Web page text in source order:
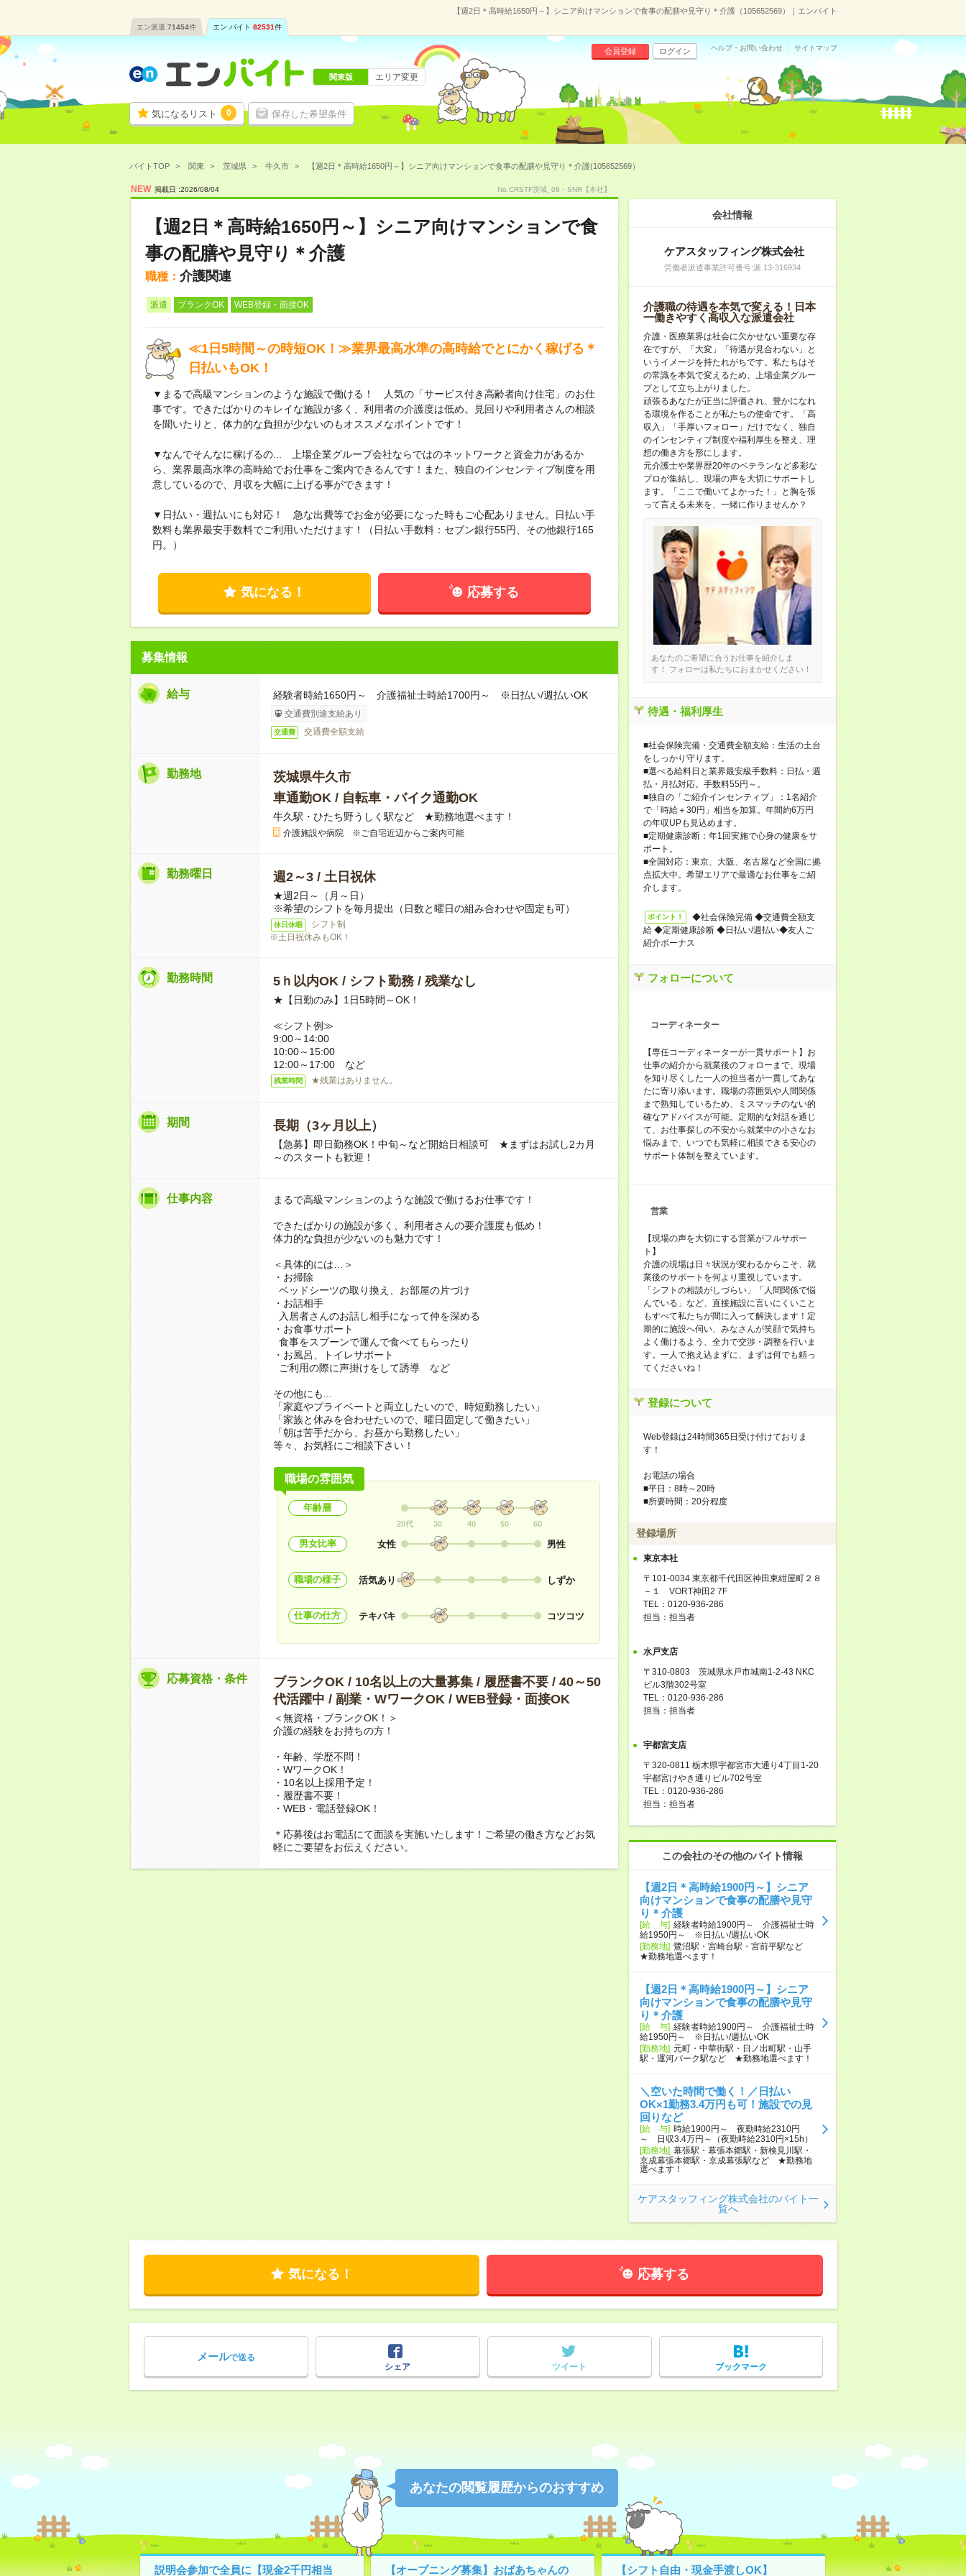
【週2日＊高時給1650円～】シニア向けマンションで食事の配膳や見守り＊介護（105652569）｜エンバイト
エン派遣 71454件 エン バイト 82531件
気になるリスト 0 保存した希望条件
会員登録 ログイン ヘルプ・お問い合わせ サイトマップ
関東版 エリア変更
バイトTOP 関東 茨城県 牛久市 【週2日＊高時給1650円～】シニア向けマンションで食事の配膳や見守り＊介護(105652569）
NEW 掲載日 :2026/08/04 No.CRSTF茨城_08・SNR【本社】
【週2日＊高時給1650円～】シニア向けマンションで食
事の配膳や見守り＊介護
職種： 介護関連
派遣 ブランクOK WEB登録・面接OK
≪1日5時間～の時短OK！≫業界最高水準の高時給でとにかく稼げる＊
日払いもOK！
▼まるで高級マンションのような施設で働ける！ 人気の「サービス付き高齢者向け住宅」のお仕
事です。できたばかりのキレイな施設が多く、利用者の介護度は低め。見回りや利用者さんの相談
を聞いたりと、体力的な負担が少ないのもオススメなポイントです！
▼なんでそんなに稼げるの... 上場企業グループ会社ならではのネットワークと資金力があるか
ら、業界最高水準の高時給でお仕事をご案内できるんです！また、独自のインセンティブ制度を用
意しているので、月収を大幅に上げる事ができます！
▼日払い・週払いにも対応！ 急な出費等でお金が必要になった時もご心配ありません。日払い手
数料も業界最安手数料でご利用いただけます！（日払い手数料：セブン銀行55円、その他銀行165
円。）
気になる！ 応募する
募集情報
給与 経験者時給1650円～ 介護福祉士時給1700円～ ※日払い/週払いOK
交通費別途支給あり
交通費 交通費全額支給
勤務地
茨城県牛久市
車通勤OK / 自転車・バイク通勤OK
牛久駅・ひたち野うしく駅など ★勤務地選べます！
介護施設や病院 ※ご自宅近辺からご案内可能
勤務曜日 週2～3 / 土日祝休
★週2日～（月～日）
※希望のシフトを毎月提出（日数と曜日の組み合わせや固定も可）
休日休暇
シフト制
※土日祝休みもOK！
勤務時間 5ｈ以内OK / シフト勤務 / 残業なし
★【日勤のみ】1日5時間～OK！
≪シフト例≫
9:00～14:00
10:00～15:00
12:00～17:00 など
残業時間 ★残業はありません。
期間 長期（3ヶ月以上）
【急募】即日勤務OK！中旬～など開始日相談可 ★まずはお試し2カ月
～のスタートも歓迎！
仕事内容 まるで高級マンションのような施設で働けるお仕事です！
できたばかりの施設が多く、利用者さんの要介護度も低め！
体力的な負担が少ないのも魅力です！
＜具体的には…＞
・お掃除
ベッドシーツの取り換え、お部屋の片づけ
・お話相手
入居者さんのお話し相手になって仲を深める
・お食事サポート
食事をスプーンで運んで食べてもらったり
・お風呂、トイレサポート
ご利用の際に声掛けをして誘導 など
その他にも...
「家庭やプライベートと両立したいので、時短勤務したい」
「家族と休みを合わせたいので、曜日固定して働きたい」
「朝は苦手だから、お昼から勤務したい」
等々、お気軽にご相談下さい！
職場の雰囲気
年齢層
20代 30 40 50 60
男女比率 女性 男性
職場の様子 活気あり しずか
仕事の仕方 テキパキ コツコツ
応募資格・条件
ブランクOK / 10名以上の大量募集 / 履歴書不要 / 40～50
代活躍中 / 副業・WワークOK / WEB登録・面接OK
＜無資格・ブランクOK！＞
介護の経験をお持ちの方！
・年齢、学歴不問！
・WワークOK！
・10名以上採用予定！
・履歴書不要！
・WEB・電話登録OK！
＊応募後はお電話にて面談を実施いたします！ご希望の働き方などお気
軽にご要望をお伝えください。
会社情報
ケアスタッフィング株式会社
労働者派遣事業許可番号:派 13-316934
介護職の待遇を本気で変える！日本
一働きやすく高収入な派遣会社
介護・医療業界は社会に欠かせない重要な存
在ですが、「大変」「待遇が見合わない」と
いうイメージを持たれがちです。私たちはそ
の常識を本気で変えるため、上場企業グルー
プとして立ち上がりました。
頑張るあなたが正当に評価され、豊かになれ
る環境を作ることが私たちの使命です。「高
収入」「手厚いフォロー」だけでなく、独自
のインセンティブ制度や福利厚生を整え、理
想の働き方を形にします。
元介護士や業界歴20年のベテランなど多彩な
プロが集結し、現場の声を大切にサポートし
ます。「ここで働いてよかった！」と胸を張
って言える未来を、一緒に作りませんか？
あなたのご希望に合うお仕事を紹介しま
す！ フォローは私たちにおまかせください！
待遇・福利厚生
■社会保険完備・交通費全額支給：生活の土台
をしっかり守ります。
■選べる給料日と業界最安級手数料：日払・週
払・月払対応。手数料55円～。
■独自の「ご紹介インセンティブ」：1名紹介
で「時給＋30円」相当を加算。年間約6万円
の年収UPも見込めます。
■定期健康診断：年1回実施で心身の健康をサ
ポート。
■全国対応：東京、大阪、名古屋など全国に拠
点拡大中。希望エリアで最適なお仕事をご紹
介します。
ポイント！
◆社会保険完備 ◆交通費全額支
給 ◆定期健康診断 ◆日払い/週払い◆友人ご
紹介ボーナス
フォローについて
コーディネーター
【専任コーディネーターが一貫サポート】お
仕事の紹介から就業後のフォローまで、現場
を知り尽くした一人の担当者が一貫してあな
たに寄り添います。職場の雰囲気や人間関係
まで熟知しているため、ミスマッチのない的
確なアドバイスが可能。定期的な対話を通じ
て、お仕事探しの不安から就業中の小さなお
悩みまで、いつでも気軽に相談できる安心の
サポート体制を整えています。
営業
【現場の声を大切にする営業がフルサポー
ト】
介護の現場は日々状況が変わるからこそ、就
業後のサポートを何より重視しています。
「シフトの相談がしづらい」「人間関係で悩
んでいる」など、直接施設に言いにくいこと
もすべて私たちが間に入って解決します！定
期的に施設へ伺い、みなさんが笑顔で気持ち
よく働けるよう、全力で交渉・調整を行いま
す。一人で抱え込まずに、まずは何でも頼っ
てくださいね！
登録について
Web登録は24時間365日受け付けておりま
す！
お電話の場合
■平日：8時～20時
■所要時間：20分程度
登録場所
東京本社
〒101-0034 東京都千代田区神田東紺屋町２８
－１ VORT神田2 7F
TEL：0120-936-286
担当：担当者
水戸支店
〒310-0803 茨城県水戸市城南1-2-43 NKC
ビル3階302号室
TEL：0120-936-286
担当：担当者
宇都宮支店
〒320-0811 栃木県宇都宮市大通り4丁目1-20
宇都宮けやき通りビル702号室
TEL：0120-936-286
担当：担当者
この会社のその他のバイト情報
【週2日＊高時給1900円～】シニア
向けマンションで食事の配膳や見守
り＊介護
[給 与] 経験者時給1900円～ 介護福祉士時
給1950円～ ※日払い/週払いOK
[勤務地] 鷺沼駅・宮崎台駅・宮前平駅など
★勤務地選べます！
【週2日＊高時給1900円～】シニア
向けマンションで食事の配膳や見守
り＊介護
[給 与] 経験者時給1900円～ 介護福祉士時
給1950円～ ※日払い/週払いOK
[勤務地] 元町・中華街駅・日ノ出町駅・山手
駅・運河パーク駅など ★勤務地選べます！
＼空いた時間で働く！／日払い
OK×1勤務3.4万円も可！施設での見
回りなど
[給 与] 時給1900円～ 夜勤時給2310円
～ 日収3.4万円～（夜勤時給2310円×15h）
[勤務地] 幕張駅・幕張本郷駅・新検見川駅・
京成幕張本郷駅・京成幕張駅など ★勤務地
選べます！
ケアスタッフィング株式会社のバイト一
覧へ
気になる！ 応募する
メールで送る
シェア
ツイート ブックマーク
あなたの閲覧履歴からのおすすめ
説明会参加で全員に【現金2千円相当 【オープニング募集】おばあちゃんの 【シフト自由・現金手渡しOK】